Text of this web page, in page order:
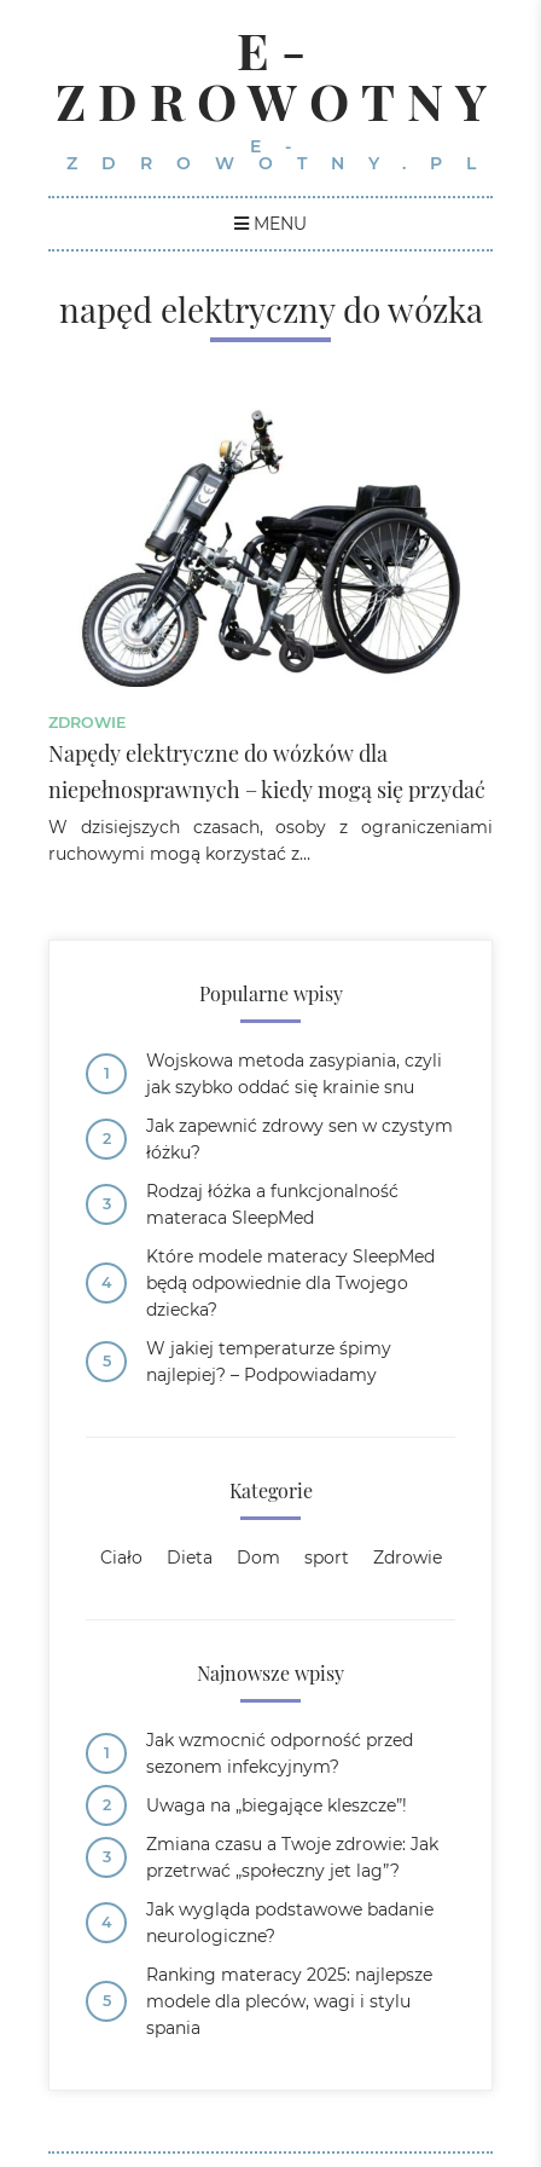
E-
ZDROWOTNY
E-
ZDROWOTNY.PL
MENU
napęd elektryczny do wózka
ZDROWIE
Napędy elektryczne do wózków dla
niepełnosprawnych – kiedy mogą się przydać
W dzisiejszych czasach, osoby z ograniczeniami
ruchowymi mogą korzystać z…
Popularne wpisy
Wojskowa metoda zasypiania, czyli
jak szybko oddać się krainie snu
Jak zapewnić zdrowy sen w czystym
łóżku?
Rodzaj łóżka a funkcjonalność
materaca SleepMed
Które modele materacy SleepMed
będą odpowiednie dla Twojego
dziecka?
W jakiej temperaturze śpimy
najlepiej? – Podpowiadamy
Kategorie
Ciało Dieta Dom sport Zdrowie
Najnowsze wpisy
Jak wzmocnić odporność przed
sezonem infekcyjnym?
Uwaga na „biegające kleszcze”!
Zmiana czasu a Twoje zdrowie: Jak
przetrwać „społeczny jet lag”?
Jak wygląda podstawowe badanie
neurologiczne?
Ranking materacy 2025: najlepsze
modele dla pleców, wagi i stylu
spania